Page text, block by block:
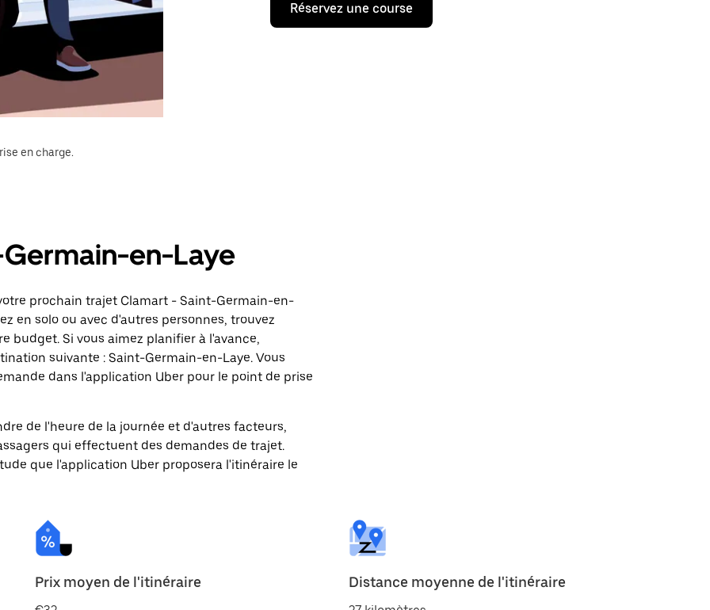
Réservez une course
en charge.
en-Laye
prochain trajet Clamart - Saint-Germain-en-
en solo ou avec d'autres personnes, trouvez
budget. Si vous aimez planifier à l'avance,
suivante : Saint-Germain-en-Laye. Vous
dans l'application Uber pour le point de prise
de l'heure de la journée et d'autres facteurs,
qui effectuent des demandes de trajet.
que l'application Uber proposera l'itinéraire le
Prix moyen de l'itinéraire Distance moyenne de l'itinéraire